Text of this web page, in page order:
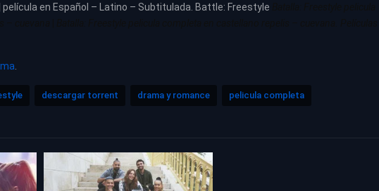
| película en Español – Latino – Subtitulada. Battle: Freestyle
descargar torrent drama y romance
pelicula completa